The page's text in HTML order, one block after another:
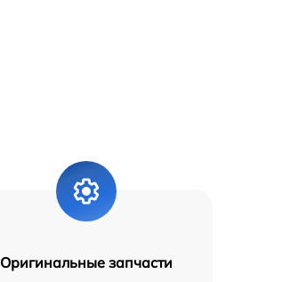
Оригинальные запчасти